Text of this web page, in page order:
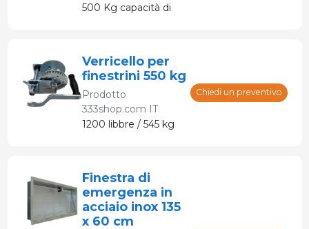
500 Kg capacità di
Verricello per
finestrini 550 kg
Prodotto
333shop.com IT
1200 libbre / 545 kg
Chiedi un preventivo
Finestra di
emergenza in
acciaio inox 135
x 60 cm